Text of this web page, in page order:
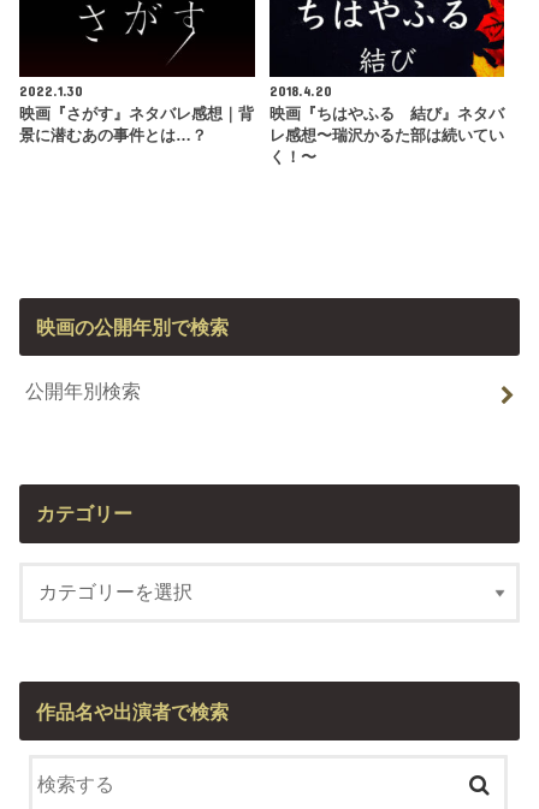
2022.1.30
映画『さがす』ネタバレ感想｜背
景に潜むあの事件とは…？
2018.4.20
映画『ちはやふる 結び』ネタバ
レ感想〜瑞沢かるた部は続いてい
く！〜
映画の公開年別で検索
公開年別検索
カテゴリー
作品名や出演者で検索